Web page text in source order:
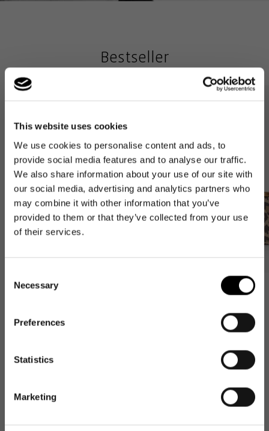
This website uses cookies
We use cookies to personalise content and ads, to
provide social media features and to analyse our traffic.
We also share information about your use of our site with
our social media, advertising and analytics partners who
may combine it with other information that you’ve
provided to them or that they’ve collected from your use
of their services.
Selection
Necessary
Preferences
Statistics
Marketing
Bestseller
Bestseller
leo macchiato
Bestseller
leo macchiato
Normaler
37,95€
New content loaded
Get 10€ off your first